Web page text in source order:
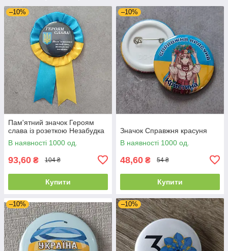
–10%
Пам'ятний значок Героям
слава із розеткою Незабудка
В наявності 1000 од.
93,60 ₴ 104 ₴
Купити
–10%
Значок Справжня красуня
В наявності 1000 од.
48,60 ₴ 54 ₴
Купити
–10% –10%